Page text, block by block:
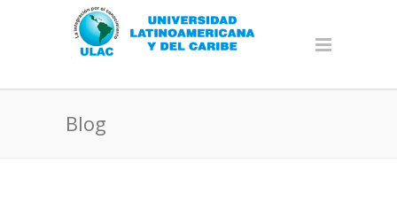
Blog